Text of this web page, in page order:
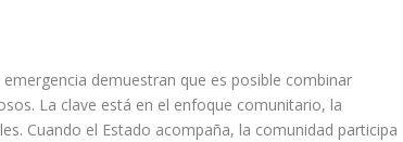
demuestran que es posible combinar
La clave está en el enfoque comunitario, la
Cuando el Estado acompaña, la comunidad participa